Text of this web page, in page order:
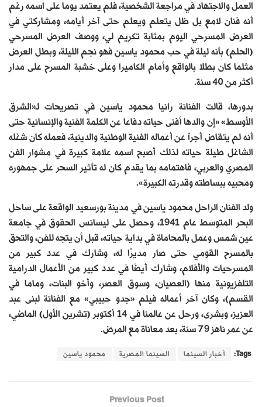
العمل والاجتهاد في مراجعة الشخصية، فلم يعتمد يوما على اسمه رغم
أنه فنان لامع بل ظل يتعلم ويعلم حتى آخر أيامه، ومشاركتي في
العرض المسرحي اليوم بمثابة تكريم لي، ووصف العرض المسرحي
(الحلم) بأنه ليلة في حب محمود ياسين فهو نجم الليلة، وبطل العرض
مثلما كان بطلا بالواقع وأمام الكاميرا وعلى خشبة المسرح على مدار
أكثر من 40 سنة.
بدورها، قالت الفنانة رانيا محمود ياسين في تصريحات لـ«الشرق
الأوسط» «إن والدها أفنى حياته دفاعا عن الكلمة الفنية والإنسانية حتى
أنه لم يتقاض أجراً عن أعماله الفنية الوطنية والدينية، فعمله كان شغله
الشاغل طيلة حياته لذلك أصبح اسمه علامة كبيرة في مشوار الفن
المصري والعربي، فاهتمامه بما يقدم كان له تأثير السحر على جمهوره
ومحبيه ببساطته وقدرته الكبيرة».
ولد الفنان الراحل محمود ياسين في مدينة بورسعيد الواقعة على ساحل
البحر المتوسط عام 1941، وحصل على ليسانس الحقوق في جامعة
عين شمس وعمل بالمحاماة في بداية حياته، قبل أن يتجه للفن، والتحق
بالمسرح القومي حتى صار مديرًا له، وشارك في عدد كبير من
المسرحيات والأفلام، وشارك أيضًا في عدد كبير من الأعمال الدرامية
التلفزيونية منها (العصيان، وسوق العصر، وأخو البنات، وماما في
القسم)، وكان آخر أعماله فيلم «جدو حبيبي» مع الفنانة لبنى عبد
العزيز، وبشرى، ورحل عن عالمنا في 14 أكتوبر (تشرين الأول) الماضي،
عن عمر ناهز 79 سنة، بعد معاناة مع المرض.
Tags: أخبار السينما السينما المصرية محمود ياسين
Previous Post